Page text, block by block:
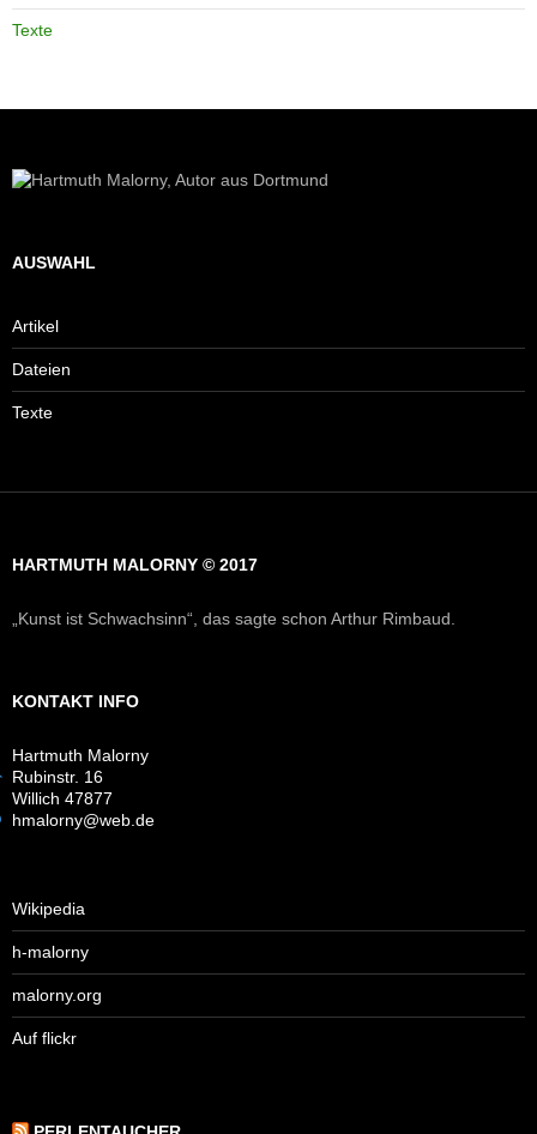
Texte
AUSWAHL
Artikel
Dateien
Texte
HARTMUTH MALORNY © 2017
„Kunst ist Schwachsinn“, das sagte schon Arthur Rimbaud.
KONTAKT INFO
Hartmuth Malorny
Rubinstr. 16
Willich 47877
hmalorny@web.de
Wikipedia
h-malorny
malorny.org
Auf flickr